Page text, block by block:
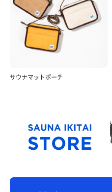
サウナマットポーチ